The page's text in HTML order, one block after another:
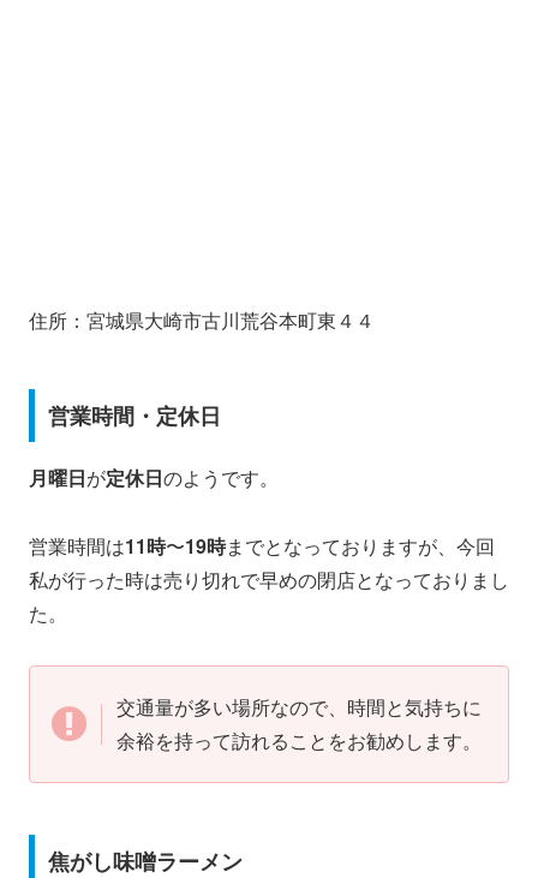
住所：宮城県大崎市古川荒谷本町東４４
営業時間・定休日
月曜日が定休日のようです。
営業時間は11時〜19時までとなっておりますが、今回
私が行った時は売り切れで早めの閉店となっておりまし
た。
交通量が多い場所なので、時間と気持ちに
余裕を持って訪れることをお勧めします。
焦がし味噌ラーメン